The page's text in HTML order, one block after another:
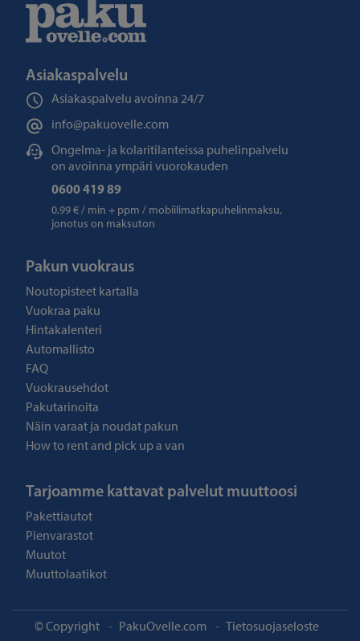
Asiakaspalvelu
Asiakaspalvelu avoinna 24/7
info@pakuovelle.com
Ongelma- ja kolaritilanteissa puhelinpalvelu
on avoinna ympäri vuorokauden
0600 419 89
0,99 € / min + ppm / mobiilimatkapuhelinmaksu,
jonotus on maksuton
Pakun vuokraus
Noutopisteet kartalla
Vuokraa paku
Hintakalenteri
Automallisto
FAQ
Vuokrausehdot
Pakutarinoita
Näin varaat ja noudat pakun
How to rent and pick up a van
Tarjoamme kattavat palvelut muuttoosi
Pakettiautot
Pienvarastot
Muutot
Muuttolaatikot
© Copyright - PakuOvelle.com - Tietosuojaseloste